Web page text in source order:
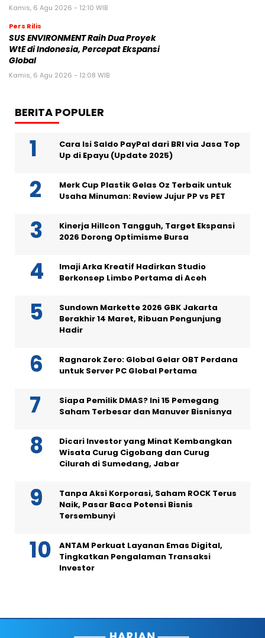
Kamis, 6 Agu 2026 - 12:10 WIB
Pers Rilis
SUS ENVIRONMENT Raih Dua Proyek
WtE di Indonesia, Percepat Ekspansi
Global
Kamis, 6 Agu 2026 - 12:08 WIB
BERITA POPULER
Cara Isi Saldo PayPal dari BRI via Jasa Top
Up di Epayu (Update 2025)
Merk Cup Plastik Gelas Oz Terbaik untuk
Usaha Minuman: Review Jujur PP vs PET
Kinerja Hillcon Tangguh, Target Ekspansi
2026 Dorong Optimisme Bursa
Imaji Arka Kreatif Hadirkan Studio
Berkonsep Limbo Pertama di Aceh
Sundown Markette 2026 GBK Jakarta
Berakhir 14 Maret, Ribuan Pengunjung
Hadir
Ragnarok Zero: Global Gelar OBT Perdana
untuk Server PC Global Pertama
Siapa Pemilik DMAS? Ini 15 Pemegang
Saham Terbesar dan Manuver Bisnisnya
Dicari Investor yang Minat Kembangkan
Wisata Curug Cigobang dan Curug
Cilurah di Sumedang, Jabar
Tanpa Aksi Korporasi, Saham ROCK Terus
Naik, Pasar Baca Potensi Bisnis
Tersembunyi
ANTAM Perkuat Layanan Emas Digital,
Tingkatkan Pengalaman Transaksi
Investor